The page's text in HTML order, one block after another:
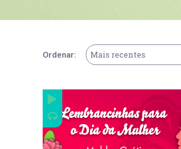
Ordenar: Mais recentes